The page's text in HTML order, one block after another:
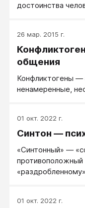
достоинства
26 мар. 2015 г.
общения
Конфликтогены —
ненамеренные,
01 окт. 2022 г.
Синтон —
«Синтонный» —
противоположный
01 окт. 2022 г.